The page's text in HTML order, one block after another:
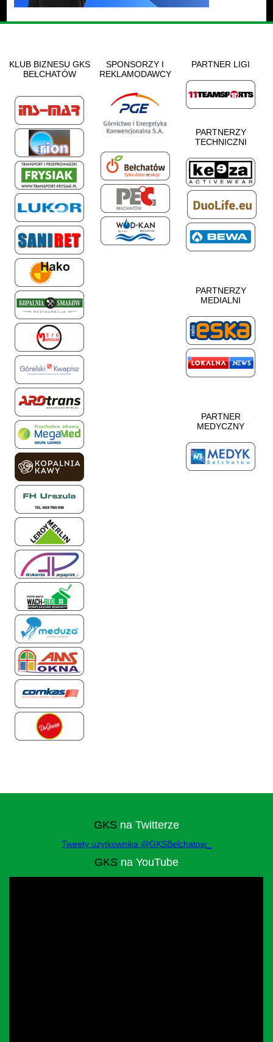
KLUB BIZNESU GKS
BEŁCHATÓW
SPONSORZY I
REKLAMODAWCY
PARTNER LIGI
PARTNERZY
TECHNICZNI
PARTNERZY
MEDIALNI
PARTNER
MEDYCZNY
GKS na Twitterze
Tweety użytkownika @GKSBelchatow_
GKS na YouTube